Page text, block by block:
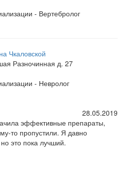
- Вертебролог
Чкаловской
Разночинная д. 27
- Невролог
28.05.2019
эффективные препараты,
то пропустили. Я давно
это пока лучший.